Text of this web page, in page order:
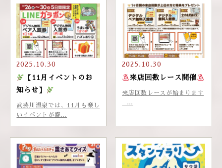
2025.10.30
【11月イベントのお
知らせ】
武芸川温泉では、11月も楽し
いイベントが盛…
2025.10.30
来店回数レース開催
来店回数レースが始まります
…